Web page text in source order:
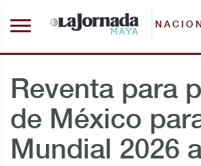
Reventa para
de México
Mundial 2026